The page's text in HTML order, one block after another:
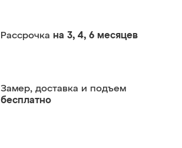
Рассрочка на 3, 4, 6 месяцев
Замер, доставка и подъем
бесплатно